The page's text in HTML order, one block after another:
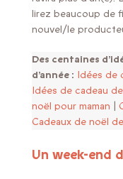
lirez beaucoup de
nouvel/le
Des centaines
d’année : Idées de
Idées de cadeau
noël pour maman |
Cadeaux de noël
Un week-end